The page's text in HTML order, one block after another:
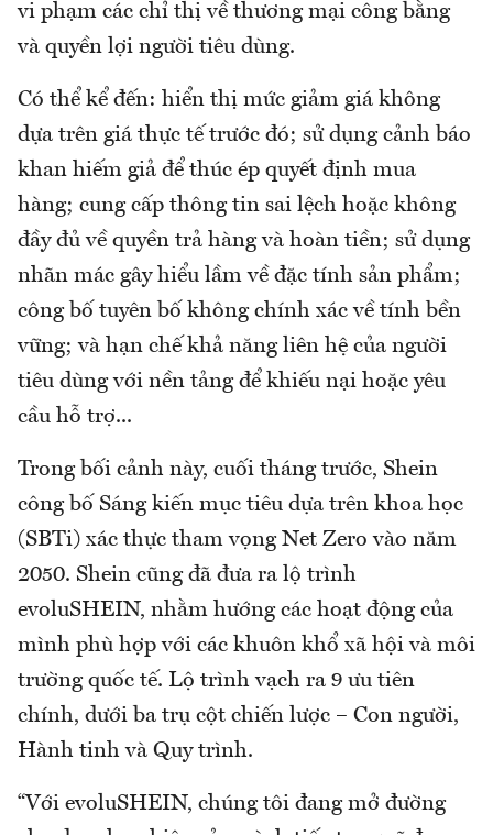
vi phạm các chỉ thị về thương mại công bằng
và quyền lợi người tiêu dùng.
Có thể kể đến: hiển thị mức giảm giá không
dựa trên giá thực tế trước đó; sử dụng cảnh báo
khan hiếm giả để thúc ép quyết định mua
hàng; cung cấp thông tin sai lệch hoặc không
đầy đủ về quyền trả hàng và hoàn tiền; sử dụng
nhãn mác gây hiểu lầm về đặc tính sản phẩm;
công bố tuyên bố không chính xác về tính bền
vững; và hạn chế khả năng liên hệ của người
tiêu dùng với nền tảng để khiếu nại hoặc yêu
cầu hỗ trợ...
Trong bối cảnh này, cuối tháng trước, Shein
công bố Sáng kiến mục tiêu dựa trên khoa học
(SBTi) xác thực tham vọng Net Zero vào năm
2050. Shein cũng đã đưa ra lộ trình
evoluSHEIN, nhằm hướng các hoạt động của
mình phù hợp với các khuôn khổ xã hội và môi
trường quốc tế. Lộ trình vạch ra 9 ưu tiên
chính, dưới ba trụ cột chiến lược – Con người,
Hành tinh và Quy trình.
“Với evoluSHEIN, chúng tôi đang mở đường